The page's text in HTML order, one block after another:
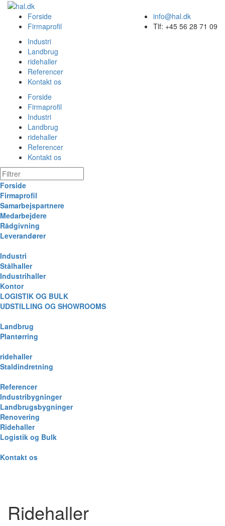
info@hal.dk
Tlf: +45 56 28 71 09
Forside
Firmaprofil
Industri
Landbrug
ridehaller
Referencer
Kontakt os
Forside
Firmaprofil
Industri
Landbrug
ridehaller
Referencer
Kontakt os
Forside
Firmaprofil
Samarbejspartnere
Medarbejdere
Rådgivning
Leverandører
Industri
Stålhaller
Industrihaller
Kontor
LOGISTIK OG BULK
UDSTILLING OG SHOWROOMS
Landbrug
Plantørring
ridehaller
Staldindretning
Referencer
Industribygninger
Landbrugsbygninger
Renovering
Ridehaller
Logistik og Bulk
Kontakt os
Ridehaller